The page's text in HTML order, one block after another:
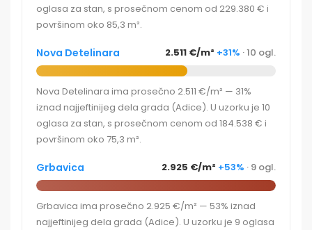
oglasa za stan, s prosečnom cenom od 229.380 € i
površinom oko 85,3 m².
Nova Detelinara 2.511 €/m² +31% · 10 ogl.
Nova Detelinara ima prosečno 2.511 €/m² — 31%
iznad najjeftinijeg dela grada (Adice). U uzorku je 10
oglasa za stan, s prosečnom cenom od 184.538 € i
površinom oko 75,3 m².
Grbavica 2.925 €/m² +53% · 9 ogl.
Grbavica ima prosečno 2.925 €/m² — 53% iznad
najjeftinijeg dela grada (Adice). U uzorku je 9 oglasa